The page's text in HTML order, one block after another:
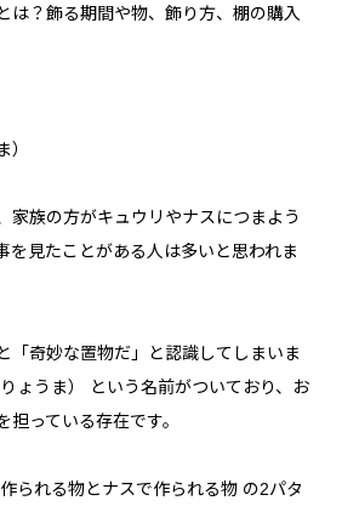
は？飾る期間や物、飾り方、棚の購入
）
家族の方がキュウリやナスにつまよう
を見たことがある人は多いと思われま
「奇妙な置物だ」と認識してしまいま
ょうま） という名前がついており、お
っている存在です。
られる物とナスで作られる物 の2パタ